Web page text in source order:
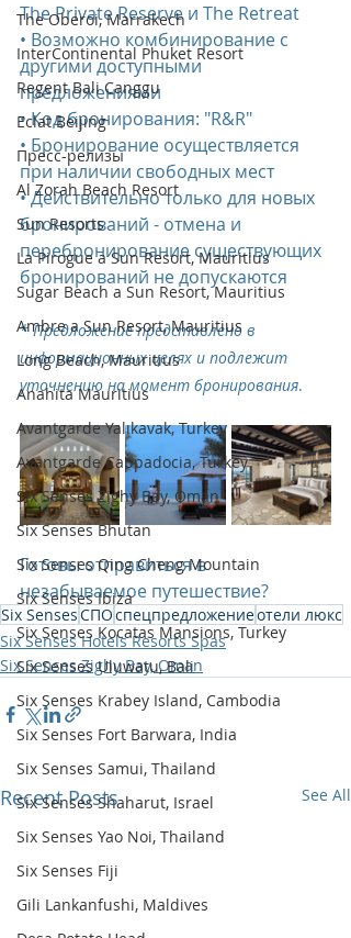
The Oberoi, Marrakech
InterContinental Phuket Resort
Regent Bali Canggu
Eclat Beijing
Пресс-релизы
Al Zorah Beach Resort
Sun Resorts
La Pirogue a Sun Resort, Mauritius
Sugar Beach a Sun Resort, Mauritius
Ambre a Sun Resort, Mauritius
Long Beach, Mauritius
Anahita Mauritius
Avantgarde Yalıkavak, Turkey
Avantgarde Cappadocia, Turkey
Six Senses Zighy Bay, Oman
Six Senses Bhutan
Six Senses Qing Cheng Mountain
Six Senses Ibiza
Six Senses Kocatas Mansions, Turkey
Six Senses Uluwatu, Bali
Six Senses Krabey Island, Cambodia
Six Senses Fort Barwara, India
Six Senses Samui, Thailand
Six Senses Shaharut, Israel
Six Senses Yao Noi, Thailand
Six Senses Fiji
Gili Lankanfushi, Maldives
The Private Reserve и The Retreat
• Возможно комбинирование с
другими доступными
предложениями
• Код бронирования: "R&R"
• Бронирование осуществляется
при наличии свободных мест
• Действительно только для новых
бронирований - отмена и
перебронирование существующих
бронирований не допускаются
* Предложение представлено в
информационных целях и подлежит
уточнению на момент бронирования.
Готовы отправиться в
незабываемое путешествие?
Six SensesСПОспецпредложениеотели люкс
Six Senses Hotels Resorts Spas
Six Senses Zighy Bay, Oman
Recent Posts See All